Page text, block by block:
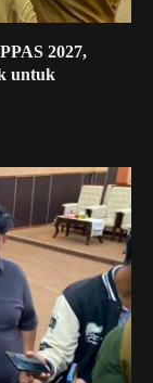
2027,
untuk